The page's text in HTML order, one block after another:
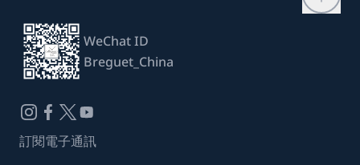
WeChat ID
Breguet_China
訂閱電子通訊